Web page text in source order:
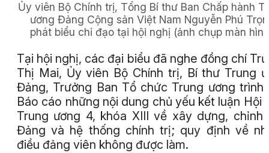
Ủy viên Bộ Chính trị, Tổng Bí thư Ban Chấp hành
ương Đảng Cộng sản Việt Nam Nguyễn Phú
phát biểu chỉ đạo tại hội nghị (ảnh chụp màn
Tại hội nghị, các đại biểu đã nghe đồng chí
Thị Mai, Ủy viên Bộ Chính trị, Bí thư Trung
Đảng, Trưởng Ban Tổ chức Trung ương trình
Báo cáo những nội dung chủ yếu kết luận Hội
Trung ương 4, khóa XIII về xây dựng, chỉnh
Đảng và hệ thống chính trị; quy định về
điều đảng viên không được làm.